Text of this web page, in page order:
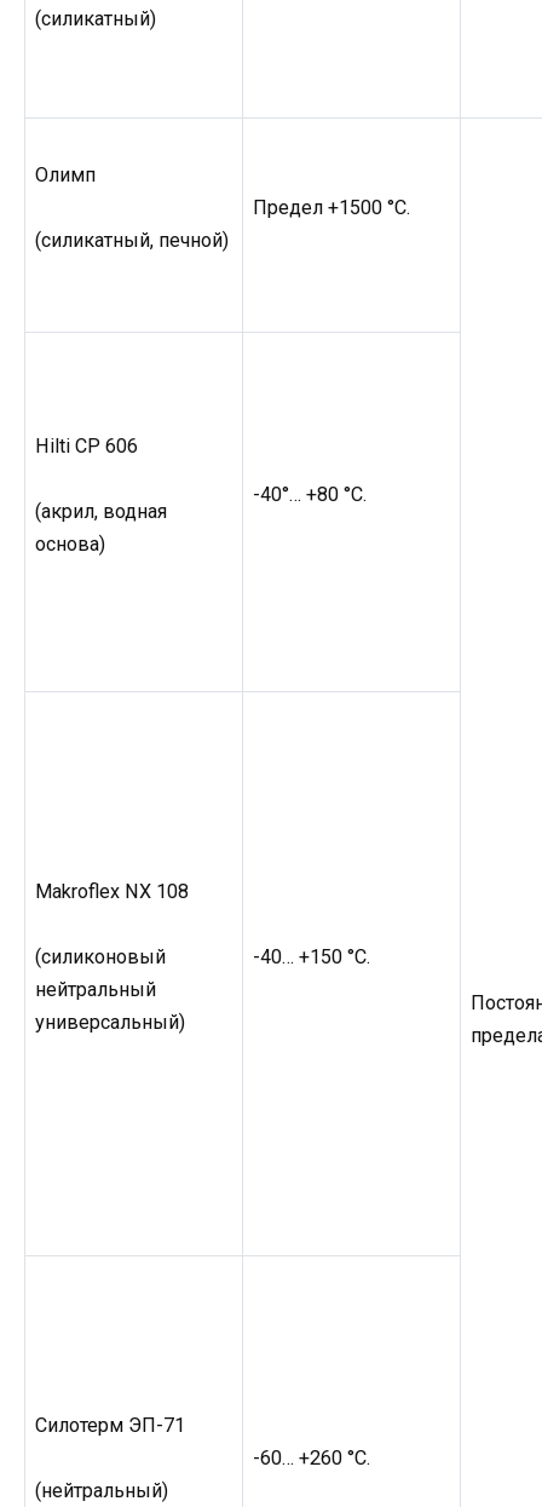
(силикатный)
Олимп
(силикатный, печной)
Предел +1500 °C.
Hilti CP 606
(акрил, водная
основа)
-40°… +80 °C.
Makroflex NX 108
(силиконовый
нейтральный
универсальный)
-40… +150 °C.
Силотерм ЭП-71
(нейтральный)
-60… +260 °C.